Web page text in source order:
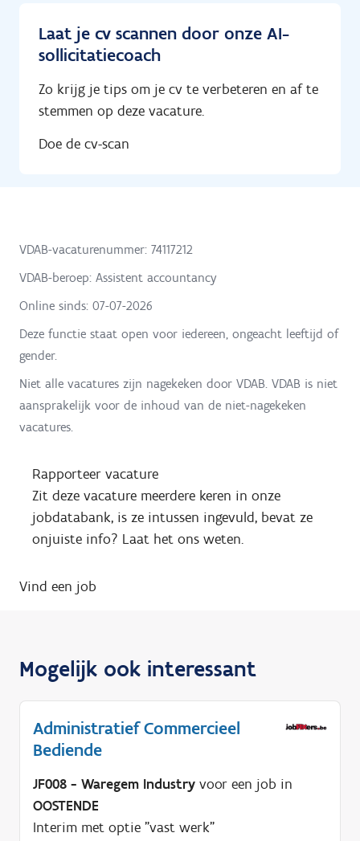
Laat je cv scannen door onze AI-
sollicitatiecoach
Zo krijg je tips om je cv te verbeteren en af te
stemmen op deze vacature.
Doe de cv-scan
VDAB-vacaturenummer: 74117212
VDAB-beroep: Assistent accountancy
Online sinds: 07-07-2026
Deze functie staat open voor iedereen, ongeacht leeftijd of
gender.
Niet alle vacatures zijn nagekeken door VDAB. VDAB is niet
aansprakelijk voor de inhoud van de niet-nagekeken
vacatures.
Rapporteer vacature
Zit deze vacature meerdere keren in onze
jobdatabank, is ze intussen ingevuld, bevat ze
onjuiste info? Laat het ons weten.
Vind een job
Mogelijk ook interessant
Administratief Commercieel
Bediende
JF008 - Waregem Industry voor een job in
OOSTENDE
Interim met optie "vast werk"